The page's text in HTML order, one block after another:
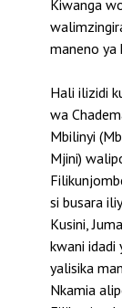
Kiwanga
maneno ya
Hali ilizidi
wa
Mbilinyi
Mjini)
si busara
Kusini,
kwani idadi
yalisika
Nkamia